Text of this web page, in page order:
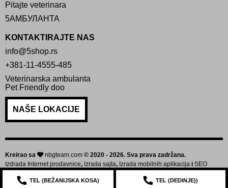
Pitajte veterinara
5АМБУЛАНТА
KONTAKTIRAJTE NAS
info@5shop.rs
+381-11-4555-485
Veterinarska ambulanta
Pet Friendly doo
NAŠE LOKACIJE
Kreirao sa nbgteam.com © 2020 - 2026. Sva prava zadržana.
Izdrada Internet prodavnice, Izrada sajta, Izrada mobilnih aplikacija i SEO
TEL (BEŽANIJSKA KOSA) TEL (DEDINJE))